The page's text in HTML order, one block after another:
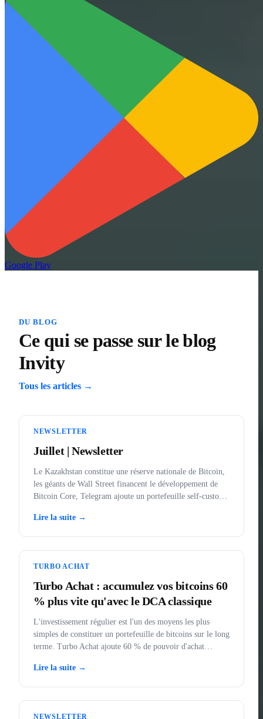
Google Play
DU BLOG
Ce qui se passe sur le blog
Invity
Tous les articles →
NEWSLETTER
Juillet | Newsletter
Le Kazakhstan constitue une réserve nationale de Bitcoin,
les géants de Wall Street financent le développement de
Bitcoin Core, Telegram ajoute un portefeuille self-custody,
aux États-Unis.
Lire la suite →
TURBO ACHAT
Turbo Achat : accumulez vos bitcoins 60
% plus vite qu'avec le DCA classique
L'investissement régulier est l'un des moyens les plus
simples de constituer un portefeuille de bitcoins sur le long
terme. Turbo Achat ajoute 60 % de pouvoir d'achat
Lire la suite →
NEWSLETTER